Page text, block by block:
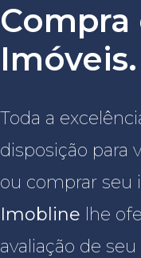
Compra
Imóveis.
Toda a
disposição para
ou comprar seu
Imobline lhe
avaliação de